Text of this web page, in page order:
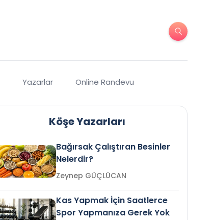
Yazarlar Online Randevu
Köşe Yazarları
Bağırsak Çalıştıran Besinler
Nelerdir?
Zeynep GÜÇLÜCAN
Kas Yapmak İçin Saatlerce
Spor Yapmanıza Gerek Yok